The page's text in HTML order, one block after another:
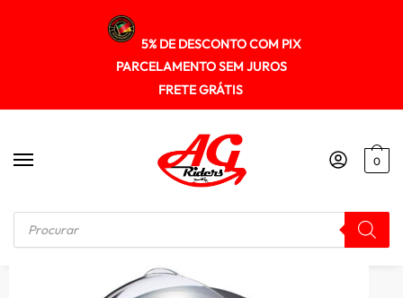
5% DE DESCONTO COM PIX
PARCELAMENTO SEM JUROS
FRETE GRÁTIS
0
Início / ESCAMOTEÁVEL Capacete Texx Stratos 180 Preto Fosco Articulado Abre 180°